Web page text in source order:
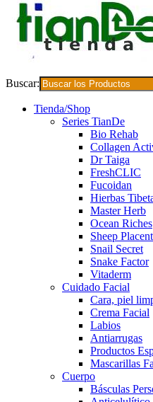
Buscar:
Tienda/Shop
Series TianDe
Bio Rehab
Collagen
Dr Taiga
FreshCLIC
Fucoidan
Hierbas
Master Herb
Ocean Riches
Sheep
Snail Secret
Snake Factor
Vitaderm
Cuidado Facial
Cara, piel
Crema Facial
Labios
Antiarrugas
Productos
Mascarillas
Cuerpo
Básculas